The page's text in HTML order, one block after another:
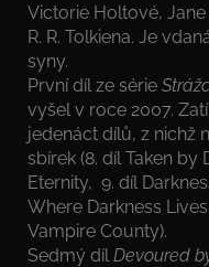
Victorie Holtové,
R. R. Tolkiena. Je
syny.
První díl ze série
vyšel v roce 2007.
jedenáct dílů, z nichž
sbírek (8. díl Taken by
Eternity, 9. díl
Where Darkness
Vampire County).
Sedmý díl Devoured